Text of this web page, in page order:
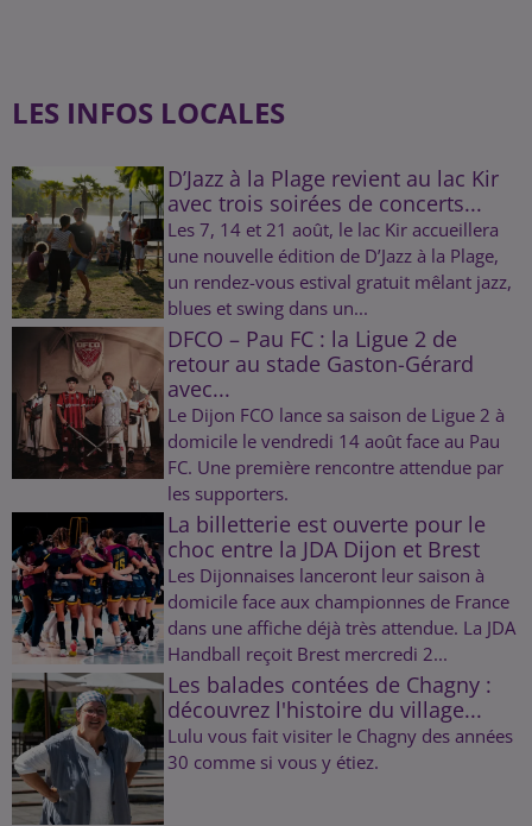
LES INFOS LOCALES
D’Jazz à la Plage revient au lac Kir
avec trois soirées de concerts...
Les 7, 14 et 21 août, le lac Kir accueillera
une nouvelle édition de D’Jazz à la Plage,
un rendez-vous estival gratuit mêlant jazz,
blues et swing dans un...
DFCO – Pau FC : la Ligue 2 de
retour au stade Gaston-Gérard
avec...
Le Dijon FCO lance sa saison de Ligue 2 à
domicile le vendredi 14 août face au Pau
FC. Une première rencontre attendue par
les supporters.
La billetterie est ouverte pour le
choc entre la JDA Dijon et Brest
Les Dijonnaises lanceront leur saison à
domicile face aux championnes de France
dans une affiche déjà très attendue. La JDA
Handball reçoit Brest mercredi 2...
Les balades contées de Chagny :
découvrez l'histoire du village...
Lulu vous fait visiter le Chagny des années
30 comme si vous y étiez.